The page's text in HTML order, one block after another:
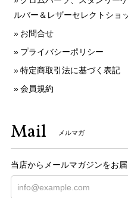
ルバー＆レザーセレクトショ
お問合せ
プライバシーポリシー
特定商取引法に基づく表記
会員規約
Mail メルマガ
当店からメールマガジンをお届